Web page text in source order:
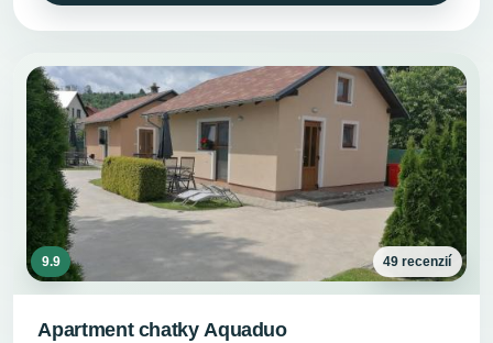
9.9 49 recenzií
Apartment chatky Aquaduo